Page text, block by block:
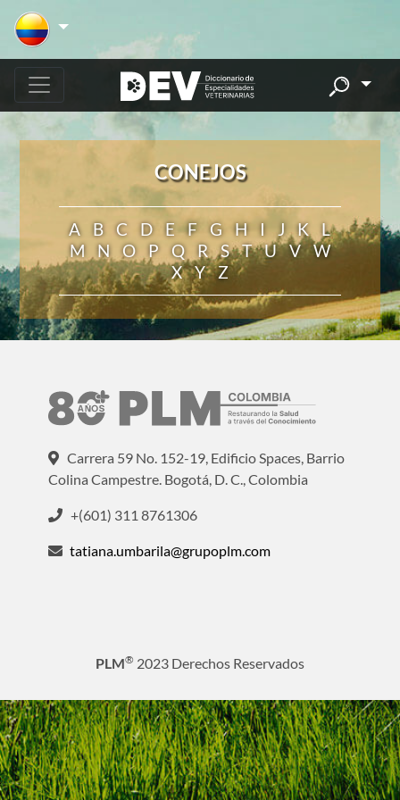
CONEJOS
A B C D E F G H I J K
L
M
N O P Q R S T U V
W
X
Y Z
Carrera 59 No. 152-19, Edificio Spaces, Barrio
Colina Campestre. Bogotá, D. C., Colombia
+(601) 311 8761306
tatiana.umbarila@grupoplm.com
PLM® 2023 Derechos Reservados